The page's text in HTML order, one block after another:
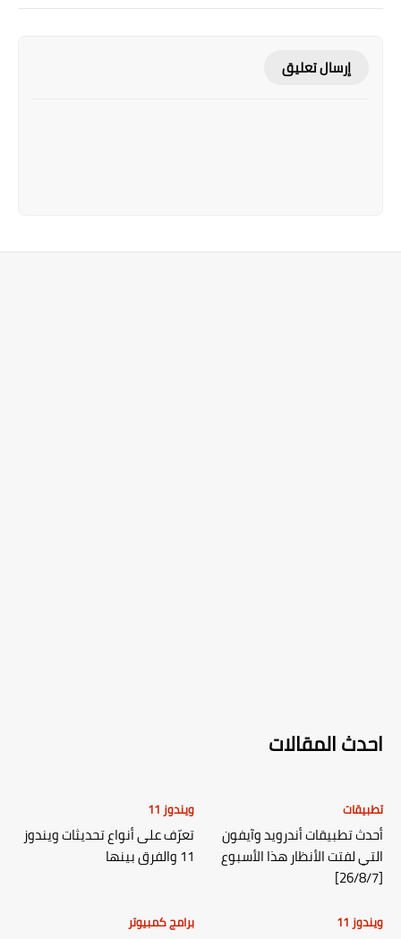
إرسال تعليق
احدث المقالات
تطبيقات
أحدث تطبيقات أندرويد وآيفون
التي لفتت الأنظار هذا الأسبوع
[26/8/7]
ويندوز 11
تعرّف على أنواع تحديثات ويندوز
11 والفرق بينها
ويندوز 11 برامج كمبيوتر